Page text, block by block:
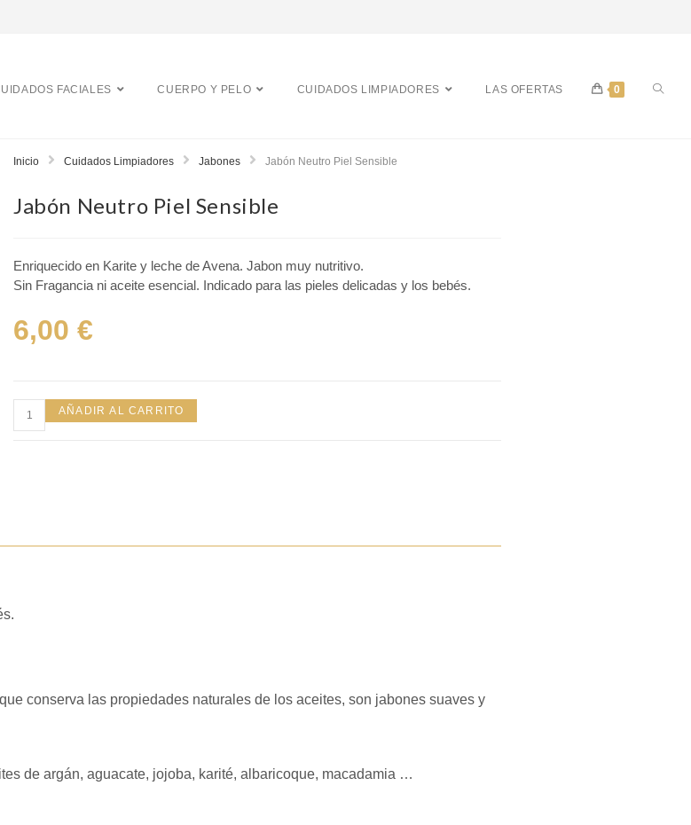
FACIALES CUERPO Y PELO CUIDADOS LIMPIADORES LAS OFERTAS 0
Inicio Cuidados Limpiadores Jabones Jabón Neutro Piel Sensible
Jabón Neutro Piel Sensible
Enriquecido en Karite y leche de Avena. Jabon muy nutritivo.
Sin Fragancia ni aceite esencial. Indicado para las pieles delicadas y los bebés.
6,00 €
AÑADIR AL CARRITO
conserva las propiedades naturales de los aceites, son jabones suaves y
de argán, aguacate, jojoba, karité, albaricoque, macadamia …